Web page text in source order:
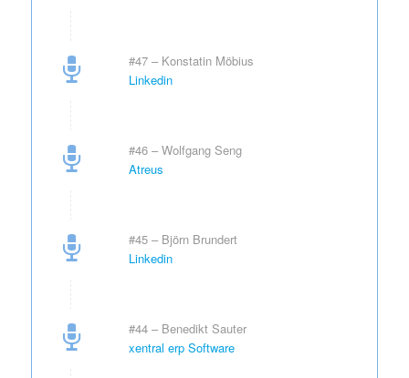
#47 – Konstatin Möbius
Linkedin
#46 – Wolfgang Seng
Atreus
#45 – Björn Brundert
Linkedin
#44 – Benedikt Sauter
xentral erp Software